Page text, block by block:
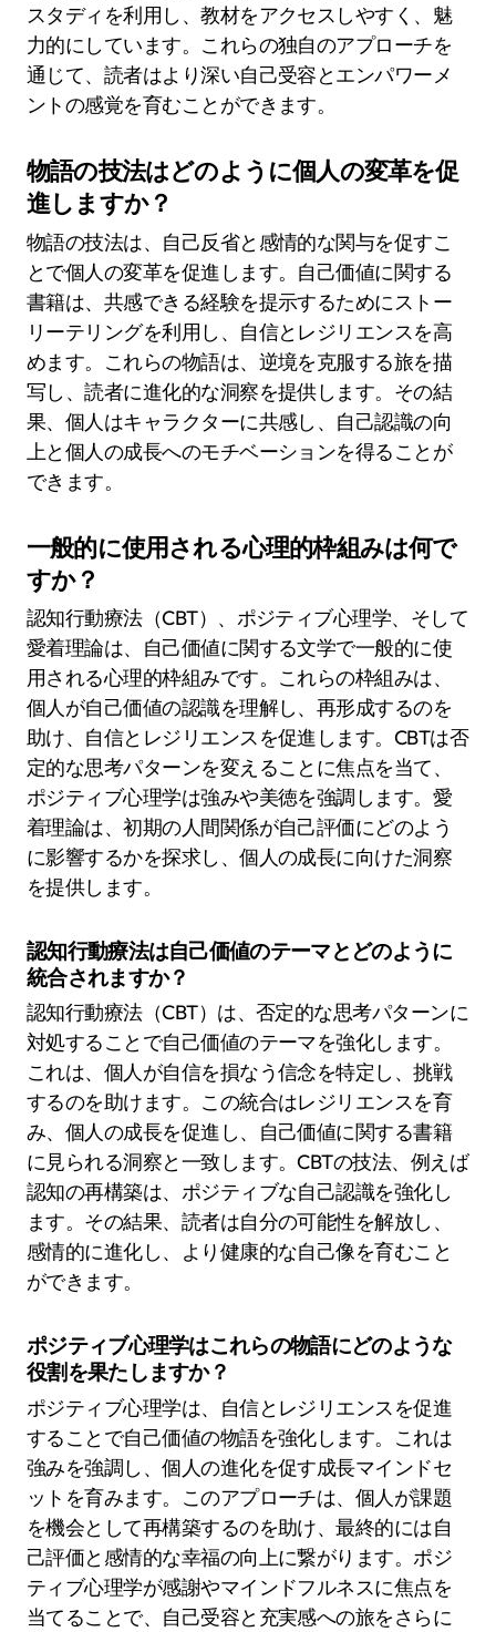
スタディを利用し、教材をアクセスしやすく、魅
力的にしています。これらの独自のアプローチを
通じて、読者はより深い自己受容とエンパワーメ
ントの感覚を育むことができます。
物語の技法はどのように個人の変革を促
進しますか？
物語の技法は、自己反省と感情的な関与を促すこ
とで個人の変革を促進します。自己価値に関する
書籍は、共感できる経験を提示するためにストー
リーテリングを利用し、自信とレジリエンスを高
めます。これらの物語は、逆境を克服する旅を描
写し、読者に進化的な洞察を提供します。その結
果、個人はキャラクターに共感し、自己認識の向
上と個人の成長へのモチベーションを得ることが
できます。
一般的に使用される心理的枠組みは何で
すか？
認知行動療法（CBT）、ポジティブ心理学、そして
愛着理論は、自己価値に関する文学で一般的に使
用される心理的枠組みです。これらの枠組みは、
個人が自己価値の認識を理解し、再形成するのを
助け、自信とレジリエンスを促進します。CBTは否
定的な思考パターンを変えることに焦点を当て、
ポジティブ心理学は強みや美徳を強調します。愛
着理論は、初期の人間関係が自己評価にどのよう
に影響するかを探求し、個人の成長に向けた洞察
を提供します。
認知行動療法は自己価値のテーマとどのように
統合されますか？
認知行動療法（CBT）は、否定的な思考パターンに
対処することで自己価値のテーマを強化します。
これは、個人が自信を損なう信念を特定し、挑戦
するのを助けます。この統合はレジリエンスを育
み、個人の成長を促進し、自己価値に関する書籍
に見られる洞察と一致します。CBTの技法、例えば
認知の再構築は、ポジティブな自己認識を強化し
ます。その結果、読者は自分の可能性を解放し、
感情的に進化し、より健康的な自己像を育むこと
ができます。
ポジティブ心理学はこれらの物語にどのような
役割を果たしますか？
ポジティブ心理学は、自信とレジリエンスを促進
することで自己価値の物語を強化します。これは
強みを強調し、個人の進化を促す成長マインドセ
ットを育みます。このアプローチは、個人が課題
を機会として再構築するのを助け、最終的には自
己評価と感情的な幸福の向上に繋がります。ポジ
ティブ心理学が感謝やマインドフルネスに焦点を
当てることで、自己受容と充実感への旅をさらに